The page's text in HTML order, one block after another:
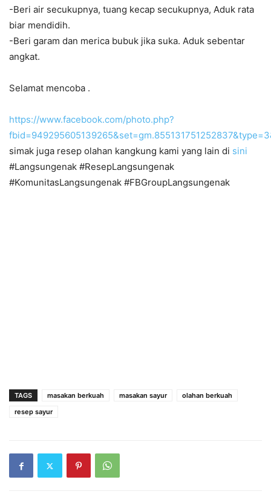
-Beri air secukupnya, tuang kecap secukupnya, Aduk rata
biar mendidih.
-Beri garam dan merica bubuk jika suka. Aduk sebentar
angkat.
Selamat mencoba .
https://www.facebook.com/photo.php?
simak juga resep olahan kangkung kami yang lain di sini
#Langsungenak #ResepLangsungenak
#KomunitasLangsungenak #FBGroupLangsungenak
TAGS masakan berkuah masakan sayur
olahan berkuah
resep sayur